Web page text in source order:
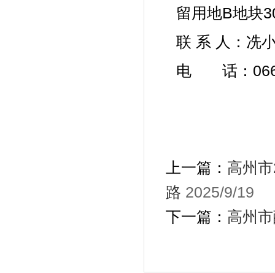
留用地B地块
联 系 人：冼
电 话：
上一篇： 高州
路 2025/9/19
下一篇： 高州